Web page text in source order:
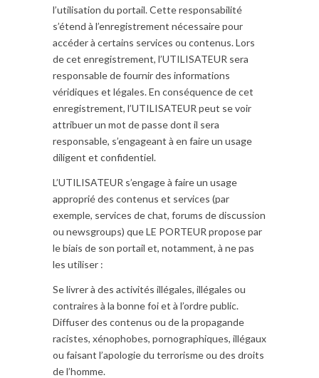
l’utilisation du portail. Cette responsabilité
s’étend à l’enregistrement nécessaire pour
accéder à certains services ou contenus. Lors
de cet enregistrement, l’UTILISATEUR sera
responsable de fournir des informations
véridiques et légales. En conséquence de cet
enregistrement, l’UTILISATEUR peut se voir
attribuer un mot de passe dont il sera
responsable, s’engageant à en faire un usage
diligent et confidentiel.
L’UTILISATEUR s’engage à faire un usage
approprié des contenus et services (par
exemple, services de chat, forums de discussion
ou newsgroups) que LE PORTEUR propose par
le biais de son portail et, notamment, à ne pas
les utiliser :
Se livrer à des activités illégales, illégales ou
contraires à la bonne foi et à l’ordre public.
Diffuser des contenus ou de la propagande
racistes, xénophobes, pornographiques, illégaux
ou faisant l’apologie du terrorisme ou des droits
de l’homme.